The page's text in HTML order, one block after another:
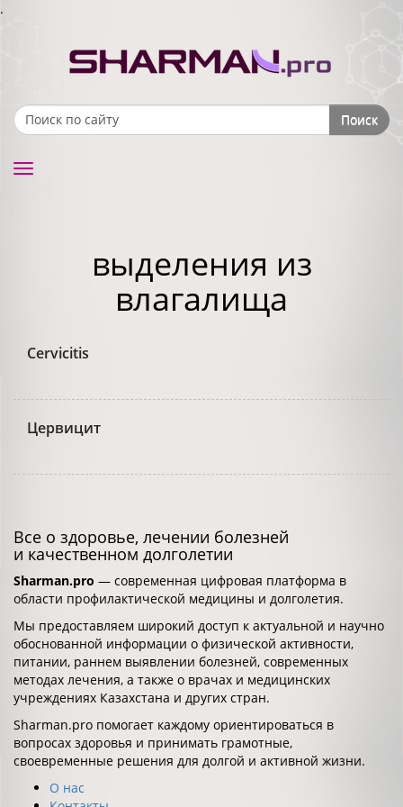
.
Search form Поиск
Toggle
выделения из
влагалища
Cervicitis
Цервицит
Все о здоровье, лечении болезней
и качественном долголетии
Sharman.pro — современная цифровая платформа в
области профилактической медицины и долголетия.
Мы предоставляем широкий доступ к актуальной и научно
обоснованной информации о физической активности,
питании, раннем выявлении болезней, современных
методах лечения, а также о врачах и медицинских
учреждениях Казахстана и других стран.
Sharman.pro помогает каждому ориентироваться в
вопросах здоровья и принимать грамотные,
своевременные решения для долгой и активной жизни.
О нас